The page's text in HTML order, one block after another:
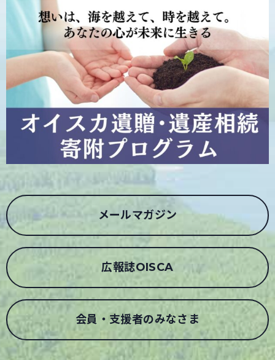
メールマガジン
広報誌OISCA
会員・支援者のみなさま